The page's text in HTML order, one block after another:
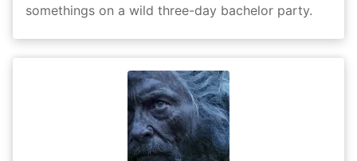
somethings on a wild three-day bachelor party.